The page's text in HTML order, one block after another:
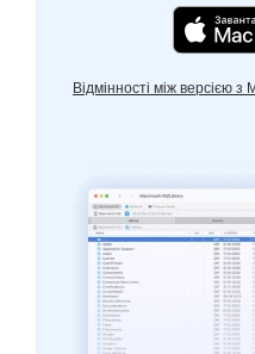
Відмінності між версією